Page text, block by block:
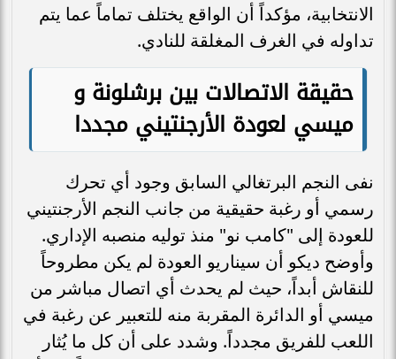
الانتخابية، مؤكداً أن الواقع يختلف تماماً عما يتم
تداوله في الغرف المغلقة للنادي.
حقيقة الاتصالات بين برشلونة و
ميسي لعودة الأرجنتيني مجددا
نفى النجم البرتغالي السابق وجود أي تحرك
رسمي أو رغبة حقيقية من جانب النجم الأرجنتيني
للعودة إلى "كامب نو" منذ توليه منصبه الإداري.
وأوضح ديكو أن سيناريو العودة لم يكن مطروحاً
للنقاش أبداً، حيث لم يحدث أي اتصال مباشر من
ميسي أو الدائرة المقربة منه للتعبير عن رغبة في
اللعب للفريق مجدداً. وشدد على أن كل ما يُثار